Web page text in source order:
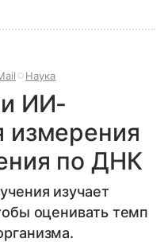
Наука
ИИ-
измерения
по ДНК
изучает
оценивать темп